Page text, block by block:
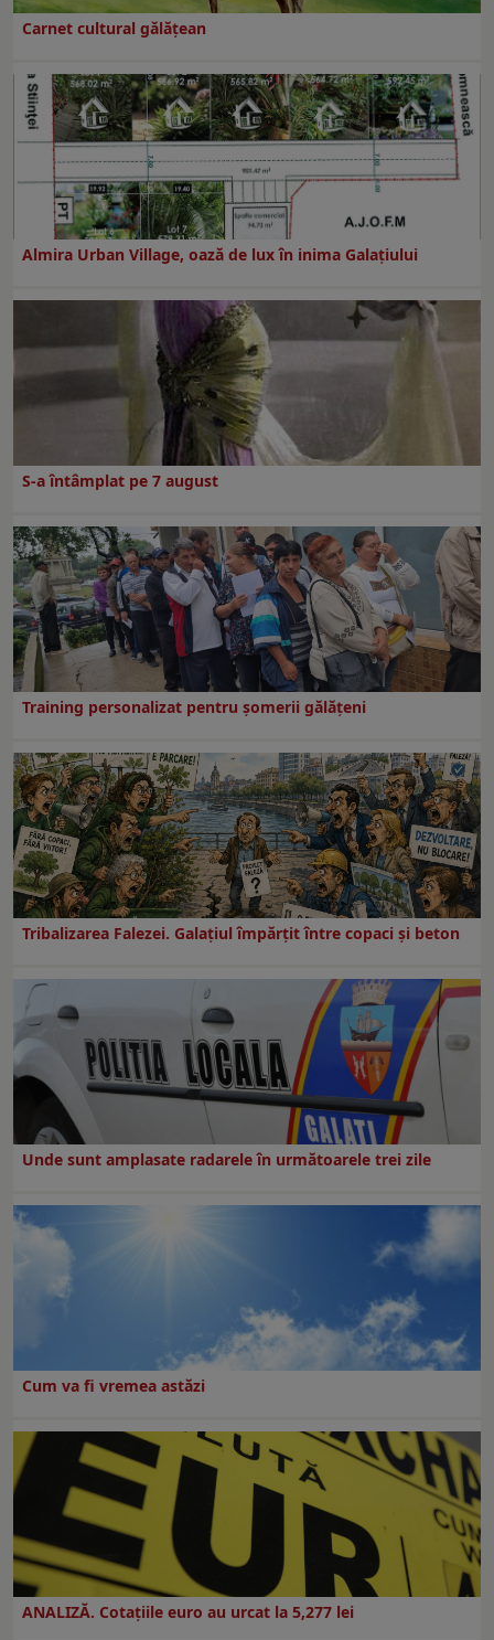
Carnet cultural gălăţean
Almira Urban Village, oază de lux în inima Galațiului
S-a întâmplat pe 7 august
Training personalizat pentru șomerii gălățeni
Tribalizarea Falezei. Galațiul împărțit între copaci și beton
Unde sunt amplasate radarele în următoarele trei zile
Cum va fi vremea astăzi
ANALIZĂ. Cotațiile euro au urcat la 5,277 lei